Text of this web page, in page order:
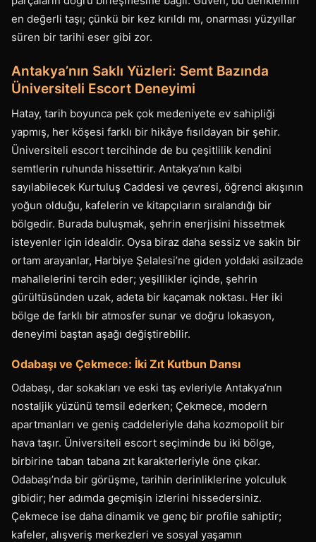
en değerli taşı; çünkü bir kez kırıldı mı, onarması yüzyıllar
süren bir tarihi eser gibi zor.
Antakya’nın Saklı Yüzleri: Semt Bazında
Üniversiteli Escort Deneyimi
Hatay, tarih boyunca pek çok medeniyete ev sahipliği
yapmış, her köşesi farklı bir hikâye fısıldayan bir şehir.
Üniversiteli escort tercihinde de bu çeşitlilik kendini
semtlerin ruhunda hissettirir. Antakya’nın kalbi
sayılabilecek Kurtuluş Caddesi ve çevresi, öğrenci akışının
yoğun olduğu, kafelerin ve kitapçıların sıralandığı bir
bölgedir. Burada buluşmak, şehrin enerjisini hissetmek
isteyenler için idealdir. Oysa biraz daha sessiz ve sakin bir
ortam arayanlar, Harbiye Şelalesi’ne giden yoldaki asilzade
mahallelerini tercih eder; yeşillikler içinde, şehrin
gürültüsünden uzak, adeta bir kaçamak noktası. Her iki
bölge de farklı bir atmosfer sunar ve doğru lokasyon,
deneyimi baştan aşağı değiştirebilir.
Odabaşı ve Çekmece: İki Zıt Kutbun Dansı
Odabaşı, dar sokakları ve eski taş evleriyle Antakya’nın
nostaljik yüzünü temsil ederken; Çekmece, modern
apartmanları ve geniş caddeleriyle daha kozmopolit bir
hava taşır. Üniversiteli escort seçiminde bu iki bölge,
birbirine taban tabana zıt karakterleriyle öne çıkar.
Odabaşı’nda bir görüşme, tarihin derinliklerine yolculuk
gibidir; her adımda geçmişin izlerini hissedersiniz.
Çekmece ise daha dinamik ve genç bir profile sahiptir;
kafeler, alışveriş merkezleri ve sosyal yaşamın